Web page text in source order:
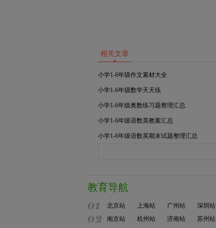
相关文章
小学1-6年级作文素材大全
小学1-6年级数学天天练
小学1-6年级奥数练习题整理汇总
小学1-6年级语数英教案汇总
小学1-6年级语数英期末试题整理汇总
教育导航
北京站 上海站 广州站 深圳站
南京站
杭州站 济南站 苏州站